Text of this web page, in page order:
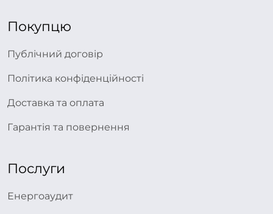
Покупцю
Публічний договір
Політика конфіденційності
Доставка та оплата
Гарантія та повернення
Послуги
Енергоаудит